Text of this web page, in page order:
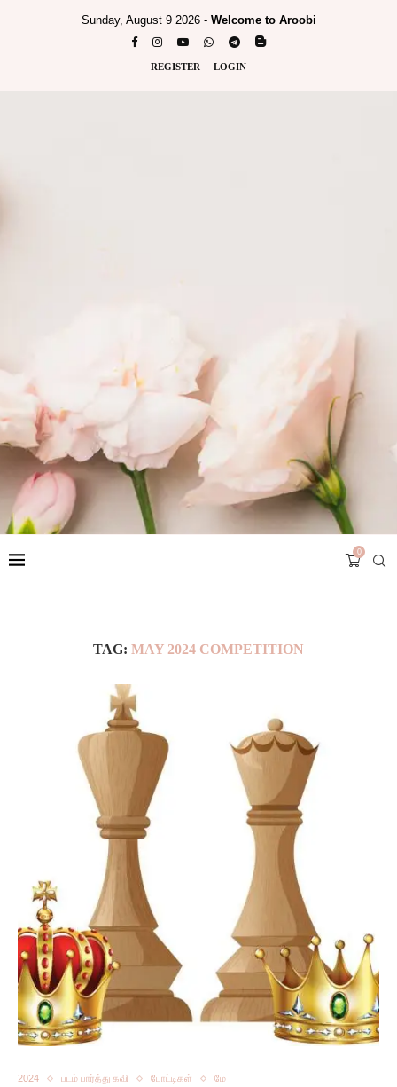
Sunday, August 9 2026 - Welcome to Aroobi
REGISTER LOGIN
0
TAG: MAY 2024 COMPETITION
2024 படம் பார்த்து கவி போட்டிகள் மே